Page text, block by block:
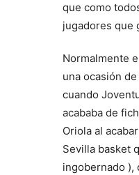
que como
jugadores que
Normalmente
una ocasión
cuando
acababa de
Oriola al
Sevilla basket
ingobernado ),